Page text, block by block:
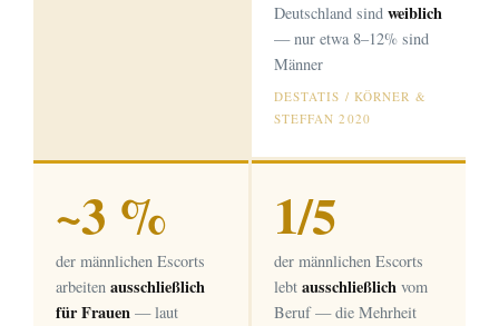
Deutschland sind weiblich
— nur etwa 8–12% sind
Männer
DESTATIS / KÖRNER &
STEFFAN 2020
~3 %
der männlichen Escorts
arbeiten ausschließlich
für Frauen — laut
1/5
der männlichen Escorts
lebt ausschließlichvom
Beruf — die Mehrheit